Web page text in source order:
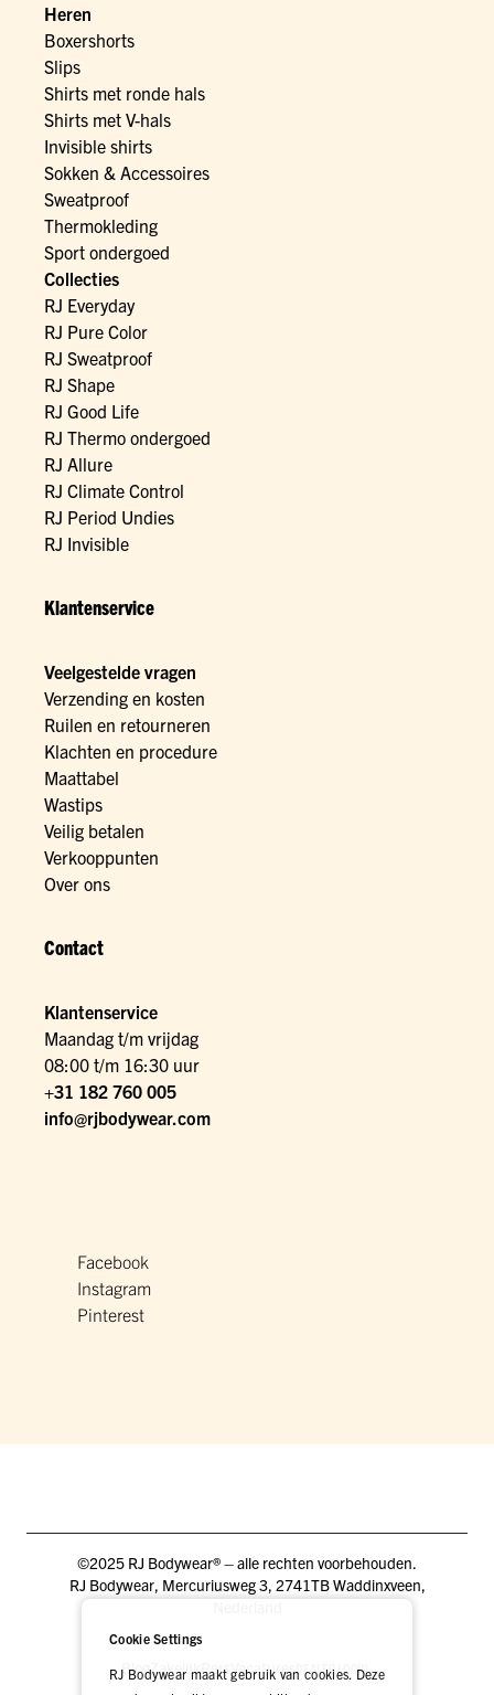
Heren
Boxershorts
Slips
Shirts met ronde hals
Shirts met V-hals
Invisible shirts
Sokken & Accessoires
Sweatproof
Thermokleding
Sport ondergoed
Collecties
RJ Everyday
RJ Pure Color
RJ Sweatproof
RJ Shape
RJ Good Life
RJ Thermo ondergoed
RJ Allure
RJ Climate Control
RJ Period Undies
RJ Invisible
Klantenservice
Veelgestelde vragen
Verzending en kosten
Ruilen en retourneren
Klachten en procedure
Maattabel
Wastips
Veilig betalen
Verkooppunten
Over ons
Contact
Klantenservice
Maandag t/m vrijdag
08:00 t/m 16:30 uur
+31 182 760 005
info@rjbodywear.com
Facebook
Instagram
Pinterest
©2025 RJ Bodywear® – alle rechten voorbehouden.
RJ Bodywear, Mercuriusweg 3, 2741TB Waddinxveen,
BlogZakelijkPers Vacatures DEALER LOGIN
Cookie Settings
RJ Bodywear maakt gebruik van cookies. Deze